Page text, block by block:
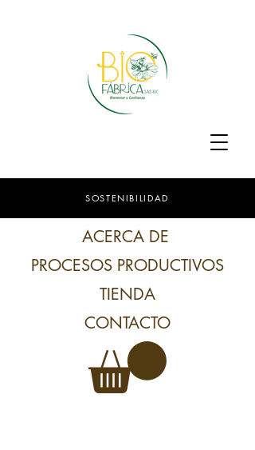
SOSTENIBILIDAD
ACERCA DE
PROCESOS PRODUCTIVOS
TIENDA
CONTACTO